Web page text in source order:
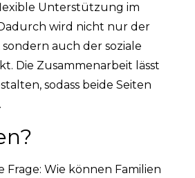
Unterstützung im
wird nicht nur der
auch der soziale
Die Zusammenarbeit lässt
sodass beide Seiten
Frage: Wie können Familien